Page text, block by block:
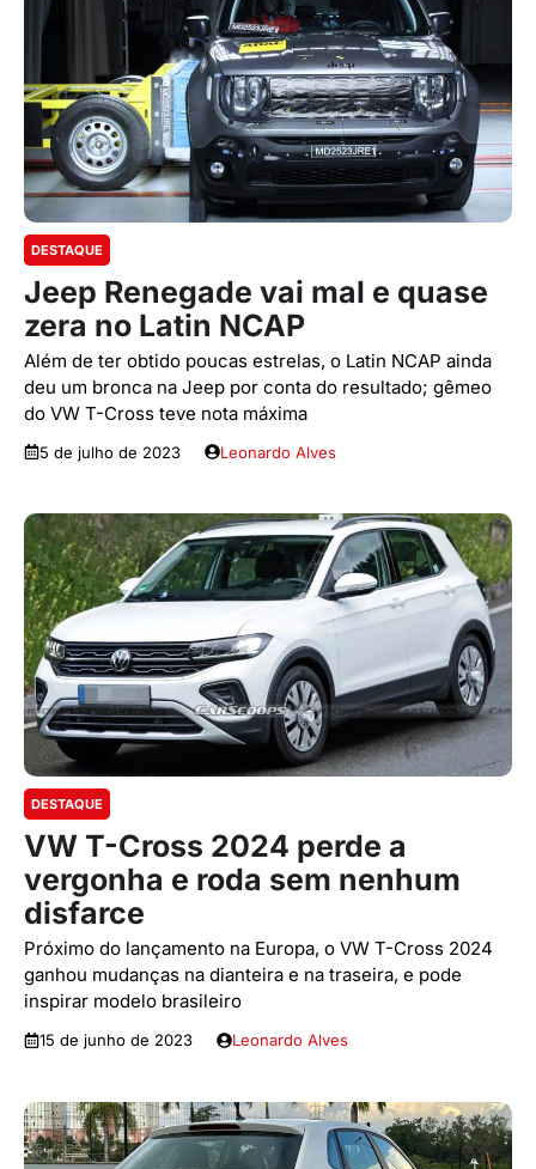
DESTAQUE
Jeep Renegade vai mal e quase
zera no Latin NCAP
Além de ter obtido poucas estrelas, o Latin NCAP ainda
deu um bronca na Jeep por conta do resultado; gêmeo
do VW T-Cross teve nota máxima
5 de julho de 2023 Leonardo Alves
DESTAQUE
VW T-Cross 2024 perde a
vergonha e roda sem nenhum
disfarce
Próximo do lançamento na Europa, o VW T-Cross 2024
ganhou mudanças na dianteira e na traseira, e pode
inspirar modelo brasileiro
15 de junho de 2023 Leonardo Alves